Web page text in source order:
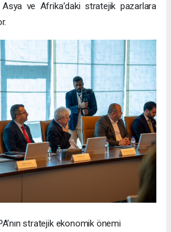
ve Afrika’daki stratejik pazarlara
stratejik ekonomik önemi